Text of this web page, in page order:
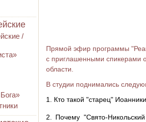
/
Прямой эфир программы
с приглашенными спикерами
области.
В студии поднимались
1. Кто такой "старец"
2. Почему "Свято-